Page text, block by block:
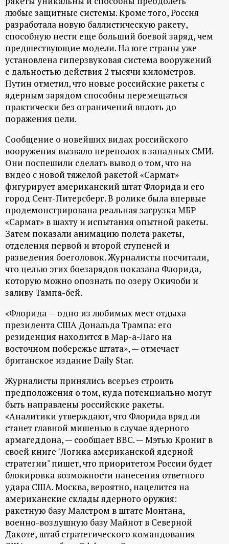
любые защитные системы. Кроме того, Россия
разработала новую баллистическую ракету,
способную нести еще больший боевой заряд, чем
предшествующие модели. На юге страны уже
установлена гиперзвуковая система вооружений
с дальностью действия 2 тысячи километров.
Путин отметил, что новые российские ракеты с
ядерным зарядом способны перемещаться
практически без ограничений вплоть до
поражения цели.
Сообщение о новейших видах российского
вооружения вызвало переполох в западных СМИ.
Они поспешили сделать вывод о том, что на
видео с новой тяжелой ракетой «Сармат»
фигурирует американский штат Флорида и его
город Сент-Питерсберг. В ролике была впервые
продемонстрирована реальная загрузка МБР
«Сармат» в шахту и испытания опытной ракеты.
Затем показали анимацию полета ракеты,
отделения первой и второй ступеней и
разведения боеголовок. Журналисты посчитали,
что целью этих боезарядов показана Флорида,
которую можно опознать по озеру Окичоби и
заливу Тампа-бей.
«Флорида — одно из любимых мест отдыха
президента США Дональда Трампа: его
резиденция находится в Мар-а-Лаго на
восточном побережье штата», — отмечает
британское издание Daily Star.
Журналисты принялись всерьез строить
предположения о том, куда потенциально могут
быть направлены российские ракеты.
«Аналитики утверждают, что Флорида вряд ли
станет главной мишенью в случае ядерного
армагеддона, — сообщает BBC. — Мэтью Крониг в
своей книге "Логика американской ядерной
стратегии" пишет, что приоритетом России будет
блокировка возможности нанесения ответного
удара США. Москва, вероятно, нацелится на
американские склады ядерного оружия:
ракетную базу Малстром в штате Монтана,
военно-воздушную базу Майнот в Северной
Дакоте, штаб стратегического командования